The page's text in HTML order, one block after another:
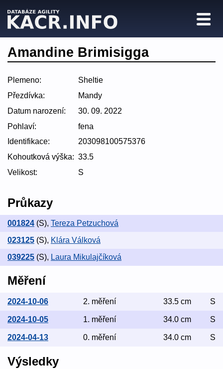
Amandine Brimisigga
Plemeno:
Sheltie
Přezdívka:
Mandy
Datum narození:
30. 09. 2022
Pohlaví:
fena
Identifikace:
203098100575376
Kohoutková výška: 33.5
Velikost:
S
Průkazy
001824 (S), Tereza Petzuchová
023125 (S), Klára Válková
039225 (S), Laura Mikulajčíková
Měření
2024-10-06 2. měření 33.5 cm S
2024-10-05 1. měření 34.0 cm S
2024-04-13 0. měření 34.0 cm S
Výsledky